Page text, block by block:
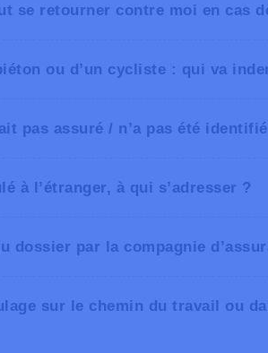
se retourner contre moi en cas
ou d’un cycliste : qui va
pas assuré / n’a pas été
à l’étranger, à qui s’adresser ?
par la compagnie
sur le chemin du travail ou